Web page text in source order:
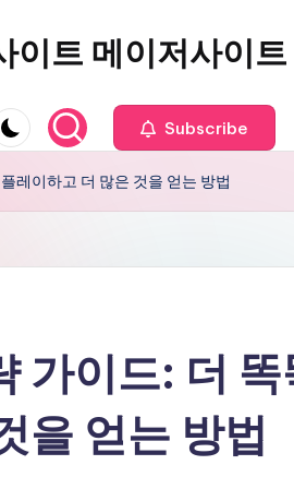
이트 메이저사이트
Subscribe
레이하고 더 많은 것을 얻는 방법
가이드: 더
을 얻는 방법